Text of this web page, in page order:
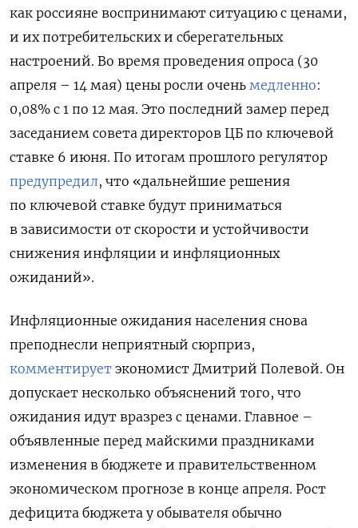
как россияне воспринимают ситуацию с ценами,
и их потребительских и сберегательных
настроений. Во время проведения опроса (30
апреля – 14 мая) цены росли очень медленно:
0,08% с 1 по 12 мая. Это последний замер перед
заседанием совета директоров ЦБ по ключевой
ставке 6 июня. По итогам прошлого регулятор
предупредил, что «дальнейшие решения
по ключевой ставке будут приниматься
в зависимости от скорости и устойчивости
снижения инфляции и инфляционных
ожиданий».
Инфляционные ожидания населения снова
преподнесли неприятный сюрприз,
комментирует экономист Дмитрий Полевой. Он
допускает несколько объяснений того, что
ожидания идут вразрез с ценами. Главное –
объявленные перед майскими праздниками
изменения в бюджете и правительственном
экономическом прогнозе в конце апреля. Рост
дефицита бюджета у обывателя обычно